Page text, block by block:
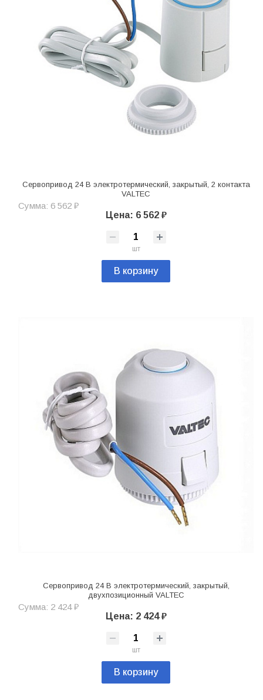
Сервопривод 24 В электротермический, закрытый, 2 контакта
VALTEC
Сумма: 6 562 ₽
Цена: 6 562 ₽
шт
В корзину
Сервопривод 24 В электротермический, закрытый,
двухпозиционный VALTEC
Сумма: 2 424 ₽
Цена: 2 424 ₽
шт
В корзину